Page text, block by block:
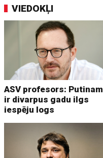
VIEDOKĻI
ASV profesors: Putinam
ir divarpus gadu ilgs
iespēju logs